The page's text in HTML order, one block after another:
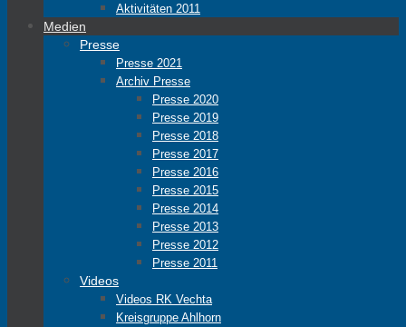
Aktivitäten 2011
Medien
Presse
Presse 2021
Archiv Presse
Presse 2020
Presse 2019
Presse 2018
Presse 2017
Presse 2016
Presse 2015
Presse 2014
Presse 2013
Presse 2012
Presse 2011
Videos
Videos RK Vechta
Kreisgruppe Ahlhorn